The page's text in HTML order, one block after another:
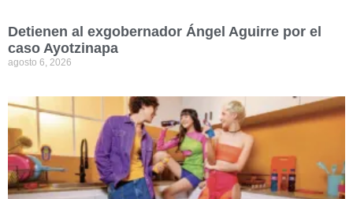
Detienen al exgobernador Ángel Aguirre por el
caso Ayotzinapa
agosto 6, 2026